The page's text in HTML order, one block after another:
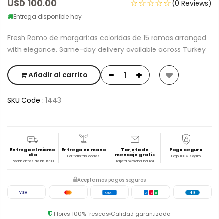
USD 100.00
Entrega disponible hoy
☆☆☆☆☆(0 Reviews)
Fresh Ramo de margaritas coloridas de 15 ramas arranged
with elegance. Same-day delivery available across Turkey
Añadir al carrito
SKU Code : 1443
Entrega el mismo
día
Pedido antes de las 19:00
Entrega en mano
Por floristas locales
Tarjeta de
mensaje gratis
Tarjeta personal incluida
Pago seguro
Pago 100% seguro
Aceptamos pagos seguros
VISA AMEX J C B
Flores 100% frescas Calidad garantizada